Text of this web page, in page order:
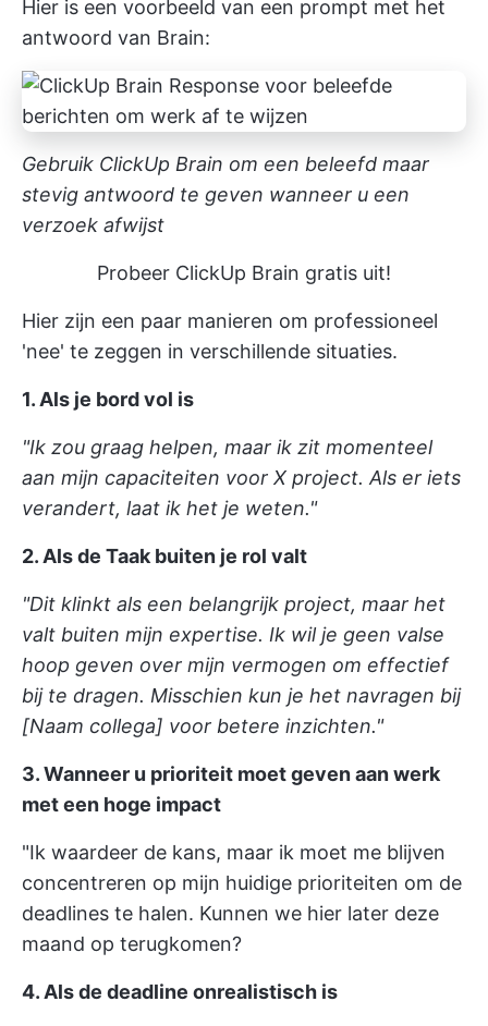
Hier is een voorbeeld van een prompt met het
antwoord van Brain:
Gebruik ClickUp Brain om een beleefd maar
stevig antwoord te geven wanneer u een
verzoek afwijst
Probeer ClickUp Brain gratis uit!
Hier zijn een paar manieren om professioneel
'nee' te zeggen in verschillende situaties.
1. Als je bord vol is
"Ik zou graag helpen, maar ik zit momenteel
aan mijn capaciteiten voor X project. Als er iets
verandert, laat ik het je weten."
2. Als de Taak buiten je rol valt
"Dit klinkt als een belangrijk project, maar het
valt buiten mijn expertise. Ik wil je geen valse
hoop geven over mijn vermogen om effectief
bij te dragen. Misschien kun je het navragen bij
[Naam collega] voor betere inzichten."
3. Wanneer u prioriteit moet geven aan werk
met een hoge impact
"Ik waardeer de kans, maar ik moet me blijven
concentreren op mijn huidige prioriteiten om de
deadlines te halen. Kunnen we hier later deze
maand op terugkomen?
4. Als de deadline onrealistisch is